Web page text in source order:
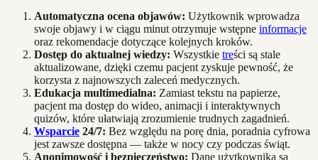
Automatyczna ocena objawów: Użytkownik wprowadza
swoje objawy i w ciągu minut otrzymuje wstępne informacje
oraz rekomendacje dotyczące kolejnych kroków.
Dostęp do aktualnej wiedzy: Wszystkie treści są stale
aktualizowane, dzięki czemu pacjent zyskuje pewność, że
korzysta z najnowszych zaleceń medycznych.
Edukacja multimedialna: Zamiast tekstu na papierze,
pacjent ma dostęp do wideo, animacji i interaktywnych
quizów, które ułatwiają zrozumienie trudnych zagadnień.
Wsparcie 24/7: Bez względu na porę dnia, poradnia cyfrowa
jest zawsze dostępna — także w nocy czy podczas świąt.
Anonimowość i bezpieczeństwo: Dane użytkownika są